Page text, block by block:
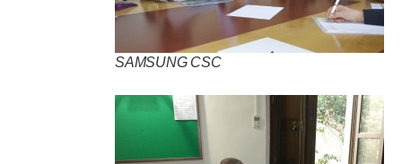
SAMSUNG CSC